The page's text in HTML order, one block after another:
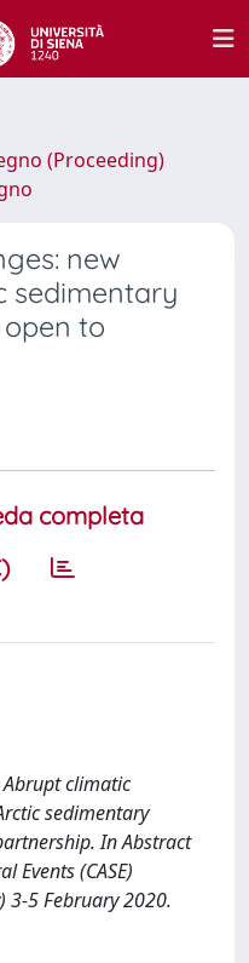
(Proceeding)
new
sedimentary
to
completa
Abrupt climatic
sedimentary
In Abstract
Events (CASE)
3-5 February 2020.